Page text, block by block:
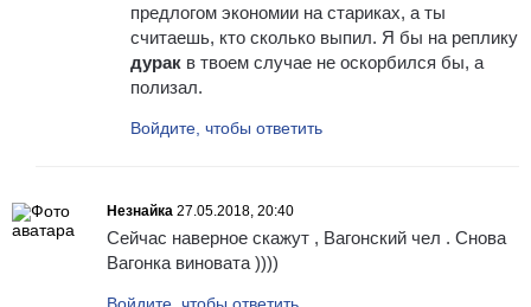
предлогом экономии на стариках, а ты
считаешь, кто сколько выпил. Я бы на реплику
дурак в твоем случае не оскорбился бы, а
полизал.
Войдите, чтобы ответить
Незнайка 27.05.2018, 20:40
Сейчас наверное скажут , Вагонский чел . Снова
Вагонка виновата ))))